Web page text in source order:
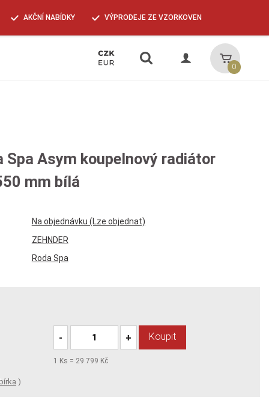
AKČNÍ NABÍDKY VÝPRODEJE ZE VZORKOVEN
Vyhledávání Košík
0
Spa Asym koupelnový radiátor
mm bílá
Na objednávku (Lze objednat)
ZEHNDER
Roda Spa
- + Koupit
1 Ks = 29 799 Kč
)